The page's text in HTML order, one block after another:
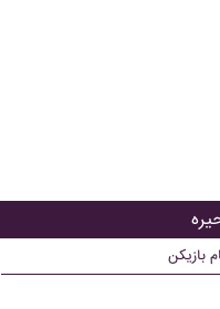
بازیکن